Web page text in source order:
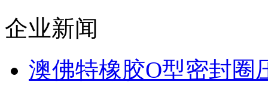
企业新闻
澳佛特橡胶O型密封圈